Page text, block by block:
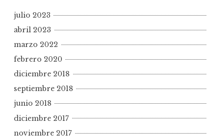
julio 2023
abril 2023
marzo 2022
febrero 2020
diciembre 2018
septiembre 2018
junio 2018
diciembre 2017
noviembre 2017